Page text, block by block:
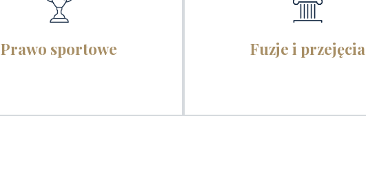
Prawo sportowe Fuzje i przejęcia